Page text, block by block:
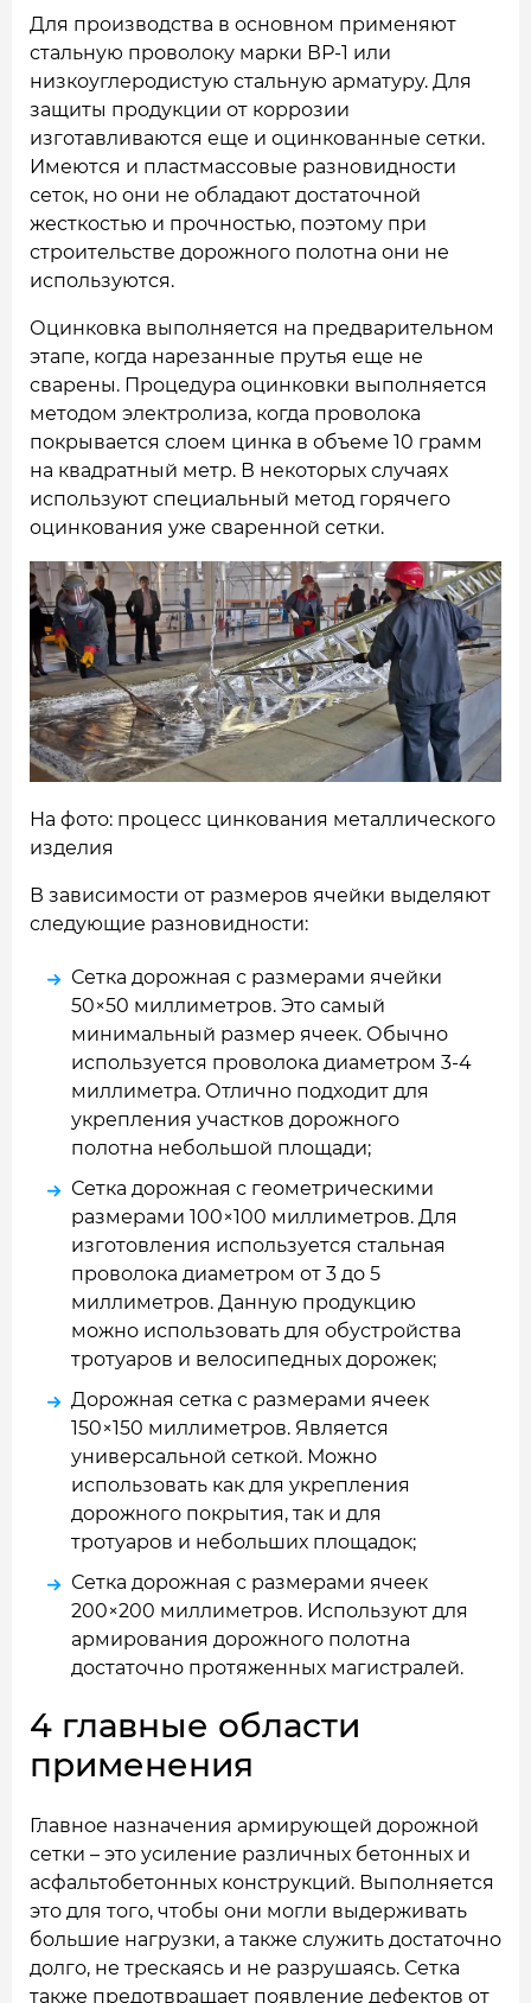
Для производства в основном применяют
стальную проволоку марки ВР-1 или
низкоуглеродистую стальную арматуру. Для
защиты продукции от коррозии
изготавливаются еще и оцинкованные сетки.
Имеются и пластмассовые разновидности
сеток, но они не обладают достаточной
жесткостью и прочностью, поэтому при
строительстве дорожного полотна они не
используются.
Оцинковка выполняется на предварительном
этапе, когда нарезанные прутья еще не
сварены. Процедура оцинковки выполняется
методом электролиза, когда проволока
покрывается слоем цинка в объеме 10 грамм
на квадратный метр. В некоторых случаях
используют специальный метод горячего
оцинкования уже сваренной сетки.
На фото: процесс цинкования металлического
изделия
В зависимости от размеров ячейки выделяют
следующие разновидности:
Сетка дорожная с размерами ячейки
50×50 миллиметров. Это самый
минимальный размер ячеек. Обычно
используется проволока диаметром 3-4
миллиметра. Отлично подходит для
укрепления участков дорожного
полотна небольшой площади;
Сетка дорожная с геометрическими
размерами 100×100 миллиметров. Для
изготовления используется стальная
проволока диаметром от 3 до 5
миллиметров. Данную продукцию
можно использовать для обустройства
тротуаров и велосипедных дорожек;
Дорожная сетка с размерами ячеек
150×150 миллиметров. Является
универсальной сеткой. Можно
использовать как для укрепления
дорожного покрытия, так и для
тротуаров и небольших площадок;
Сетка дорожная с размерами ячеек
200×200 миллиметров. Используют для
армирования дорожного полотна
достаточно протяженных магистралей.
4 главные области
применения
Главное назначения армирующей дорожной
сетки – это усиление различных бетонных и
асфальтобетонных конструкций. Выполняется
это для того, чтобы они могли выдерживать
большие нагрузки, а также служить достаточно
долго, не трескаясь и не разрушаясь. Сетка
также предотвращает появление дефектов от